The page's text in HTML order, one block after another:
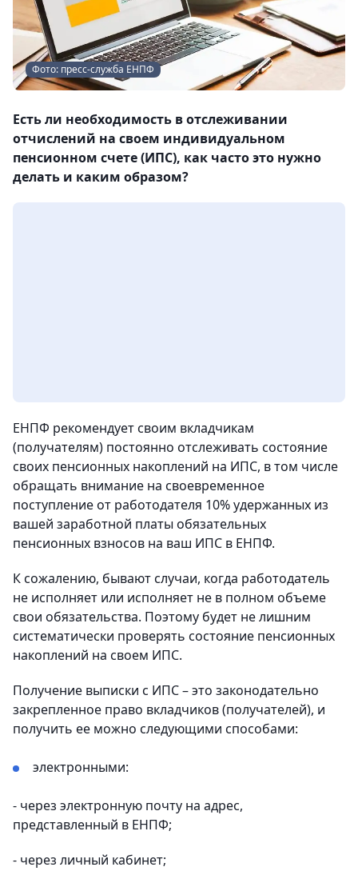
Фото: пресс-служба ЕНПФ
Есть ли необходимость в отслеживании
отчислений на своем индивидуальном
пенсионном счете (ИПС), как часто это нужно
делать и каким образом?
ЕНПФ рекомендует своим вкладчикам
(получателям) постоянно отслеживать состояние
своих пенсионных накоплений на ИПС, в том числе
обращать внимание на своевременное
поступление от работодателя 10% удержанных из
вашей заработной платы обязательных
пенсионных взносов на ваш ИПС в ЕНПФ.
К сожалению, бывают случаи, когда работодатель
не исполняет или исполняет не в полном объеме
свои обязательства. Поэтому будет не лишним
систематически проверять состояние пенсионных
накоплений на своем ИПС.
Получение выписки с ИПС – это законодательно
закрепленное право вкладчиков (получателей), и
получить ее можно следующими способами:
электронными:
- через электронную почту на адрес,
представленный в ЕНПФ;
- через личный кабинет;